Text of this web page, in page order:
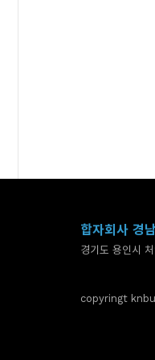
합자회사 경
경기도 용인시
copyringt